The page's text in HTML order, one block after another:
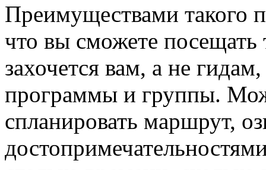
Преимуществами такого
что вы сможете посещать
захочется вам, а не
программы и группы.
спланировать маршрут,